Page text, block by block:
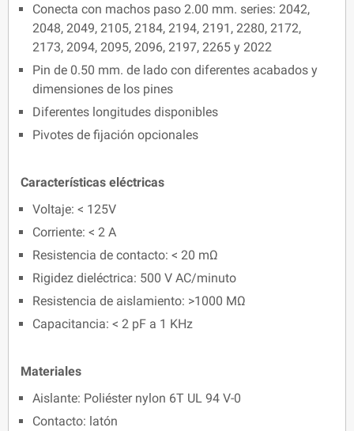
Conecta con machos paso 2.00 mm. series: 2042,
2048, 2049, 2105, 2184, 2194, 2191, 2280, 2172,
2173, 2094, 2095, 2096, 2197, 2265 y 2022
Pin de 0.50 mm. de lado con diferentes acabados y
dimensiones de los pines
Diferentes longitudes disponibles
Pivotes de fijación opcionales
Características eléctricas
Voltaje: < 125V
Corriente: < 2 A
Resistencia de contacto: < 20 mΩ
Rigidez dieléctrica: 500 V AC/minuto
Resistencia de aislamiento: >1000 MΩ
Capacitancia: < 2 pF a 1 KHz
Materiales
Aislante: Poliéster nylon 6T UL 94 V-0
Contacto: latón